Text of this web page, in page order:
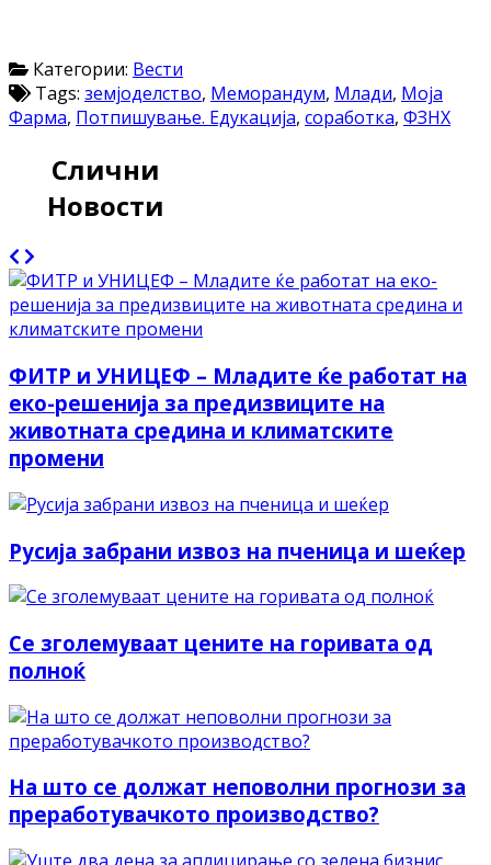
Категории: Вести
Tags: земјоделство, Меморандум, Млади, Моја
Фарма, Потпишување. Едукација, соработка, ФЗНХ
Слични
Новости
ФИТР и УНИЦЕФ – Младите ќе работат на
еко-решенија за предизвиците на
животната средина и климатските
промени
Русија забрани извоз на пченица и шеќер
Се зголемуваат цените на горивата од
полноќ
На што се должат неповолни прогнози за
преработувачкото производство?